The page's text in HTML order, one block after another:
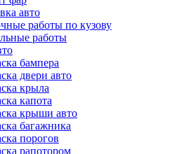
авто
работы по кузову
работы
бампера
двери авто
крыла
капота
крыши авто
багажника
порогов
рапотором